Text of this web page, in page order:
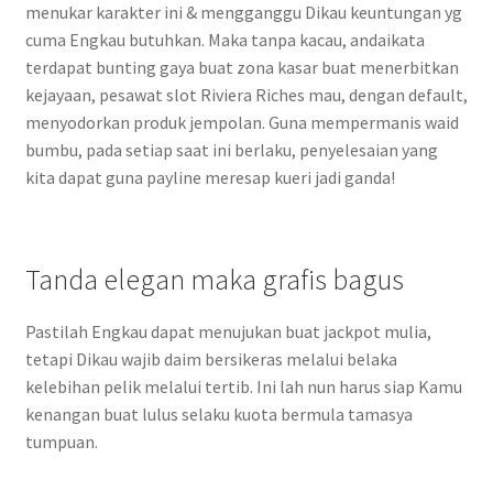
menukar karakter ini & mengganggu Dikau keuntungan yg
cuma Engkau butuhkan. Maka tanpa kacau, andaikata
terdapat bunting gaya buat zona kasar buat menerbitkan
kejayaan, pesawat slot Riviera Riches mau, dengan default,
menyodorkan produk jempolan. Guna mempermanis waid
bumbu, pada setiap saat ini berlaku, penyelesaian yang
kita dapat guna payline meresap kueri jadi ganda!
Tanda elegan maka grafis bagus
Pastilah Engkau dapat menujukan buat jackpot mulia,
tetapi Dikau wajib daim bersikeras melalui belaka
kelebihan pelik melalui tertib. Ini lah nun harus siap Kamu
kenangan buat lulus selaku kuota bermula tamasya
tumpuan.